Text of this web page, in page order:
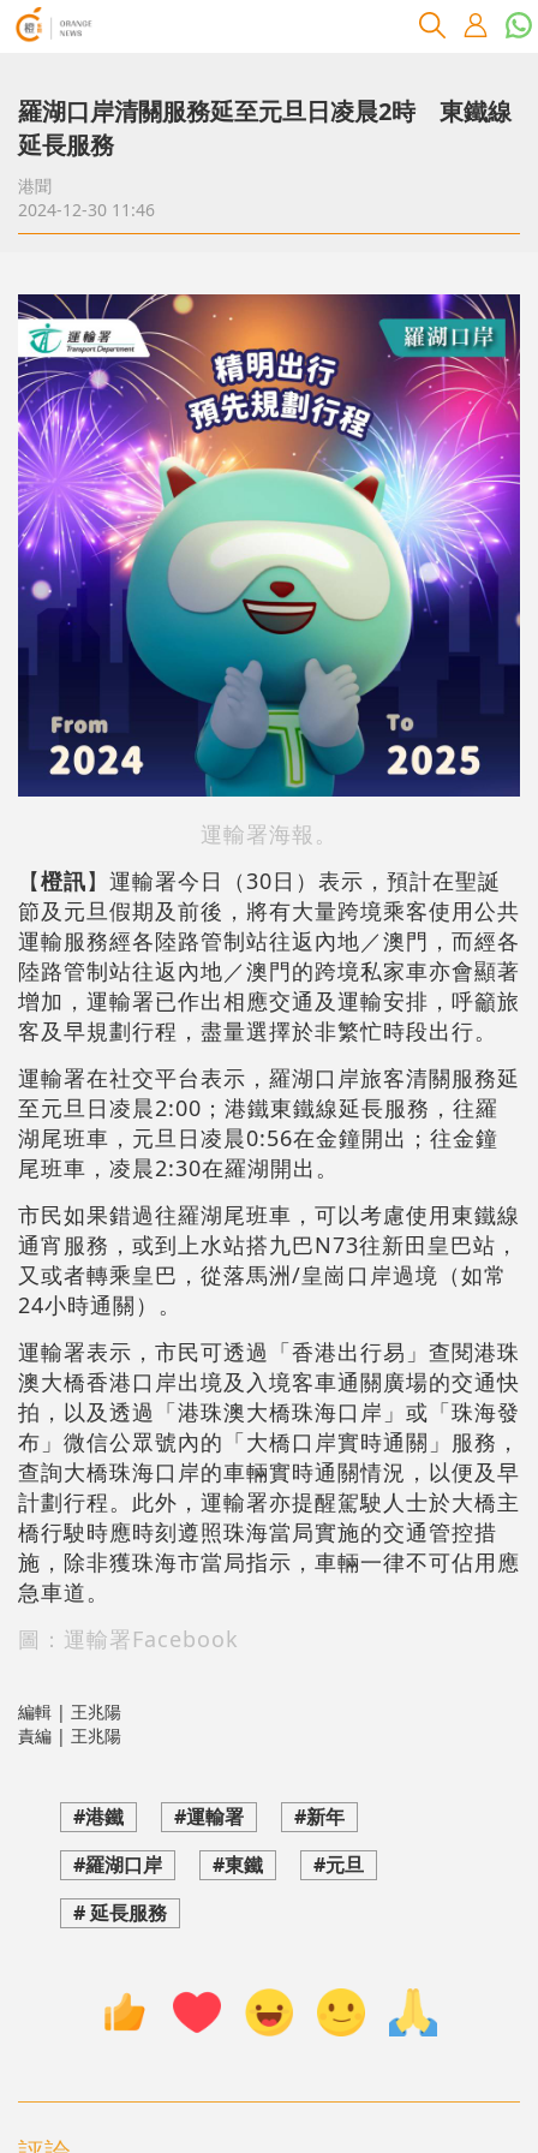
羅湖口岸清關服務延至元旦日凌晨2時 東鐵線
延長服務
港聞
2024-12-30 11:46
運輸署海報。
【橙訊】運輸署今日（30日）表示，預計在聖誕
節及元旦假期及前後，將有大量跨境乘客使用公共
運輸服務經各陸路管制站往返內地／澳門，而經各
陸路管制站往返內地／澳門的跨境私家車亦會顯著
增加，運輸署已作出相應交通及運輸安排，呼籲旅
客及早規劃行程，盡量選擇於非繁忙時段出行。
運輸署在社交平台表示，羅湖口岸旅客清關服務延
至元旦日凌晨2:00；港鐵東鐵線延長服務，往羅
湖尾班車，元旦日凌晨0:56在金鐘開出；往金鐘
尾班車，凌晨2:30在羅湖開出。
市民如果錯過往羅湖尾班車，可以考慮使用東鐵線
通宵服務，或到上水站搭九巴N73往新田皇巴站，
又或者轉乘皇巴，從落馬洲/皇崗口岸過境（如常
24小時通關）。
運輸署表示，市民可透過「香港出行易」查閱港珠
澳大橋香港口岸出境及入境客車通關廣場的交通快
拍，以及透過「港珠澳大橋珠海口岸」或「珠海發
布」微信公眾號內的「大橋口岸實時通關」服務，
查詢大橋珠海口岸的車輛實時通關情況，以便及早
計劃行程。此外，運輸署亦提醒駕駛人士於大橋主
橋行駛時應時刻遵照珠海當局實施的交通管控措
施，除非獲珠海市當局指示，車輛一律不可佔用應
急車道。
圖：運輸署Facebook
編輯 | 王兆陽
責編 | 王兆陽
#港鐵 #運輸署
#新年
#羅湖口岸
#東鐵
#元旦
# 延長服務